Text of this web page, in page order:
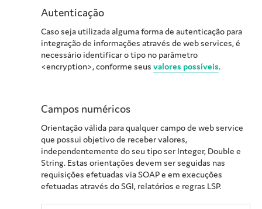
Autenticação
Caso seja utilizada alguma forma de autenticação para
integração de informações através de web services, é
necessário identificar o tipo no parâmetro
<encryption>, conforme seus valores possíveis.
Campos numéricos
Orientação válida para qualquer campo de web service
que possui objetivo de receber valores,
independentemente do seu tipo ser Integer, Double e
String. Estas orientações devem ser seguidas nas
requisições efetuadas via SOAP e em execuções
efetuadas através do SGI, relatórios e regras LSP.